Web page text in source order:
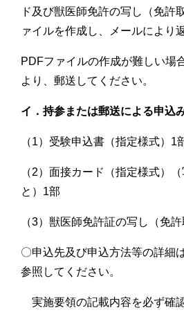
ド及び獣医師免許の写し（免許
ァイルを作成し、メールにより
PDFファイルの作成が難しい場
より、郵送してください。
イ．持参または郵送による申込
（1）受験申込書（指定様式）1
（2）面接カード（指定様式）
と）1部
（3）獣医師免許証の写し（免
〇申込先及び申込方法等の詳細
参照してください。
実施要領の記載内容を必ず確